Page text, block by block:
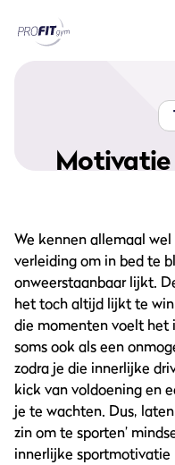
We kennen allemaal
verleiding om in bed te
onweerstaanbaar lijkt.
het toch altijd lijkt te
die momenten voelt het
soms ook als een
zodra je die innerlijke
kick van voldoening en
je te wachten. Dus,
zin om te sporten’
innerlijke